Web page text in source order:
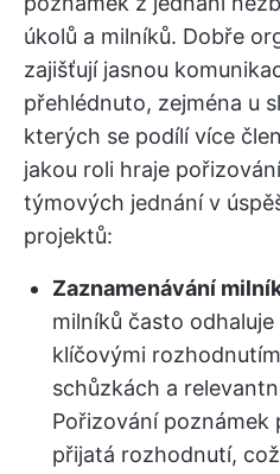
úkolů a milníků. Dobře
zajišťují jasnou
přehlédnuto, zejména u
kterých se podílí více
jakou roli hraje
týmových jednání v
projektů:
Zaznamenávání
milníků často
klíčovými
schůzkách a
Pořizování poznámek
přijatá rozhodnutí,